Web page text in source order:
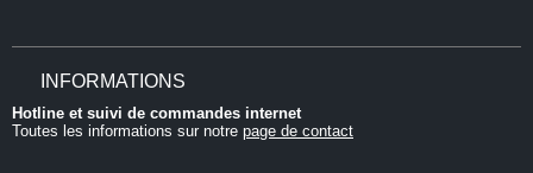
INFORMATIONS
Hotline et suivi de commandes internet
Toutes les informations sur notre page de contact